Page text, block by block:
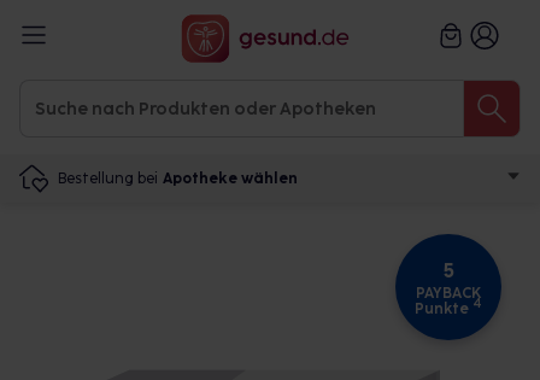
Bestellung bei Apotheke wählen
5
PAYBACK
Punkte 4